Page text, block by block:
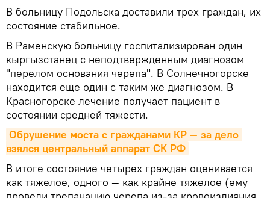
В больницу Подольска доставили трех граждан, их
состояние стабильное.
В Раменскую больницу госпитализирован один
кыргызстанец с неподтвержденным диагнозом
"перелом основания черепа". В Солнечногорске
находится еще один с таким же диагнозом. В
Красногорске лечение получает пациент в
состоянии средней тяжести.
Обрушение моста с гражданами КР — за дело
взялся центральный аппарат СК РФ
В итоге состояние четырех граждан оценивается
как тяжелое, одного — как крайне тяжелое (ему